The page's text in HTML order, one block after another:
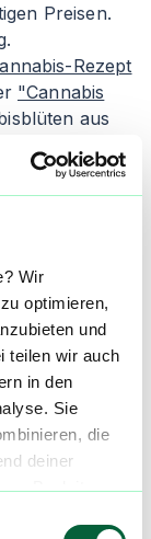
Wir
optimieren,
und
teilen wir auch
in den
Sie
die
deiner
Begleite
Preisen.
Rezept
"Cannabis
aus
geben
oder als
Apotheke
erhalten
des
und
Nachteil
und an
die Abgabe